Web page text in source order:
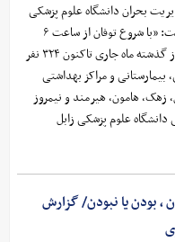
بحران دانشگاه علوم پزشکی
زابل گفت: «با شروع توفان از ساعت ۶
صبح روز گذشته ماه جاری تاکنون ۳۲۴ نفر
و مراکز بهداشتی
زهک، هامون، هیرمند و نیمروز
علوم پزشکی زابل
، بودن یا نبودن/ گزارش